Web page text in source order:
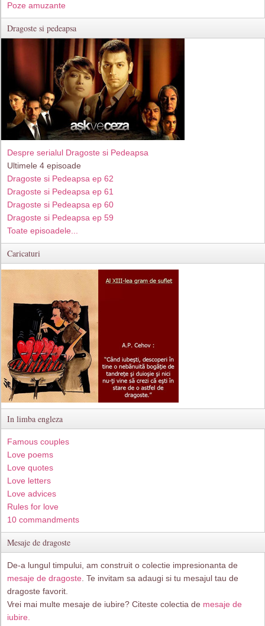
Poze amuzante
Dragoste si pedeapsa
Despre serialul Dragoste si Pedeapsa
Ultimele 4 episoade
Dragoste si Pedeapsa ep 62
Dragoste si Pedeapsa ep 61
Dragoste si Pedeapsa ep 60
Dragoste si Pedeapsa ep 59
Toate episoadele...
Caricaturi
In limba engleza
Famous couples
Love poems
Love quotes
Love letters
Love advices
Rules for love
10 commandments
Mesaje de dragoste
De-a lungul timpului, am construit o colectie impresionanta de
mesaje de dragoste . Te invitam sa adaugi si tu mesajul tau de
dragoste favorit.
Vrei mai multe mesaje de iubire? Citeste colectia de mesaje de
iubire.